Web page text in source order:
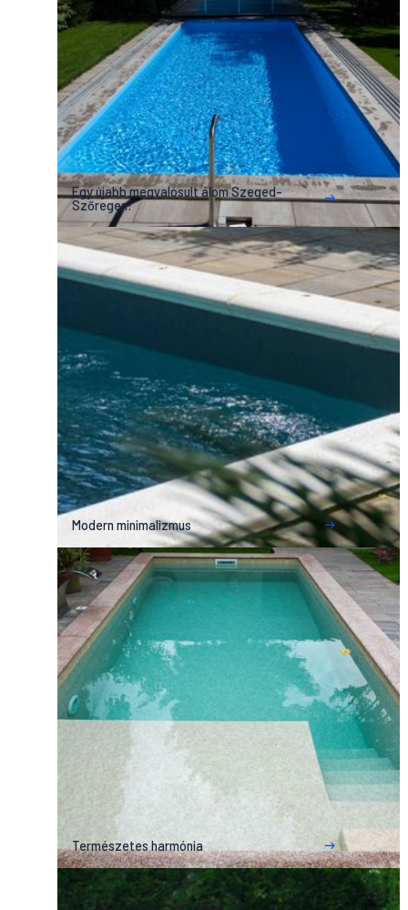
Egy újabb megvalósult álom Szeged-
Szőregen!
Modern minimalizmus
Természetes harmónia